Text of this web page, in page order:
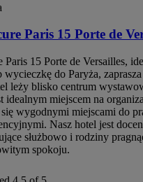
Paris 15 Porte de
Paris 15 Porte de Versailles,
wycieczkę do Paryża,
leży blisko centrum
idealnym miejscem na
wygodnymi miejscami do
Nasz hotel jest
służbowo i rodziny
spokoju.